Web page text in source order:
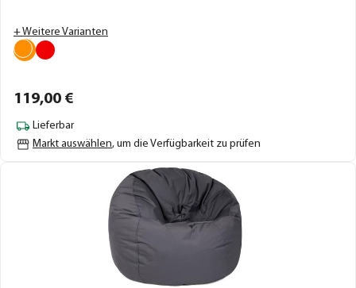
+ Weitere Varianten
119,00 €
Lieferbar
Markt auswählen, um die Verfügbarkeit zu prüfen